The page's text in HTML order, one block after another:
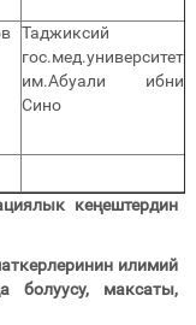
Таджиксий
гос.мед.университет
им.Абуали ибни
Сино
кеңештердин
илимий
болуусу, максаты,